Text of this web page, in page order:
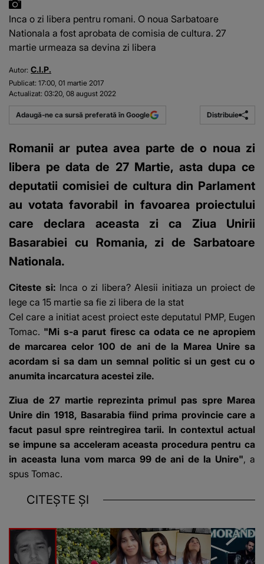
Inca o zi libera pentru romani. O noua Sarbatoare
Nationala a fost aprobata de comisia de cultura. 27
martie urmeaza sa devina zi libera
Autor: C.I.P.
Publicat: 17:00, 01 martie 2017
Actualizat: 03:20, 08 august 2022
Adaugă-ne ca sursă preferată în Google Distribuie
Romanii ar putea avea parte de o noua zi
libera pe data de 27 Martie, asta dupa ce
deputatii comisiei de cultura din Parlament
au votata favorabil in favoarea proiectului
care declara aceasta zi ca Ziua Unirii
Basarabiei cu Romania, zi de Sarbatoare
Nationala.
Citeste si: Inca o zi libera? Alesii initiaza un proiect de
lege ca 15 martie sa fie zi libera de la stat
Cel care a initiat acest proiect este deputatul PMP, Eugen
Tomac. "Mi s-a parut firesc ca odata ce ne apropiem
de marcarea celor 100 de ani de la Marea Unire sa
acordam si sa dam un semnal politic si un gest cu o
anumita incarcatura acestei zile.
Ziua de 27 martie reprezinta primul pas spre Marea
Unire din 1918, Basarabia fiind prima provincie care a
facut pasul spre reintregirea tarii. In contextul actual
se impune sa acceleram aceasta procedura pentru ca
in aceasta luna vom marca 99 de ani de la Unire", a
spus Tomac.
CITEȘTE ȘI